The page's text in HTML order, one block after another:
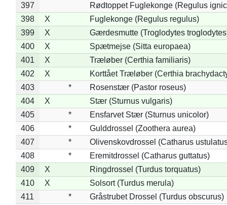
397
Rødtoppet Fuglekonge (Regulus
398
X
Fuglekonge (Regulus regulus)
399
X
Gærdesmutte (Troglodytes
400
X
Spætmejse (Sitta europaea)
401
X
Træløber (Certhia familiaris)
402
X
Korttået Træløber (Certhia
403
*
Rosenstær (Pastor roseus)
404
X
Stær (Sturnus vulgaris)
405
*
Ensfarvet Stær (Sturnus unicolor)
406
*
Gulddrossel (Zoothera aurea)
407
*
Olivenskovdrossel (Catharus
408
*
Eremitdrossel (Catharus guttatus)
409
X
Ringdrossel (Turdus torquatus)
410
X
Solsort (Turdus merula)
411
*
Gråstrubet Drossel (Turdus obscurus)